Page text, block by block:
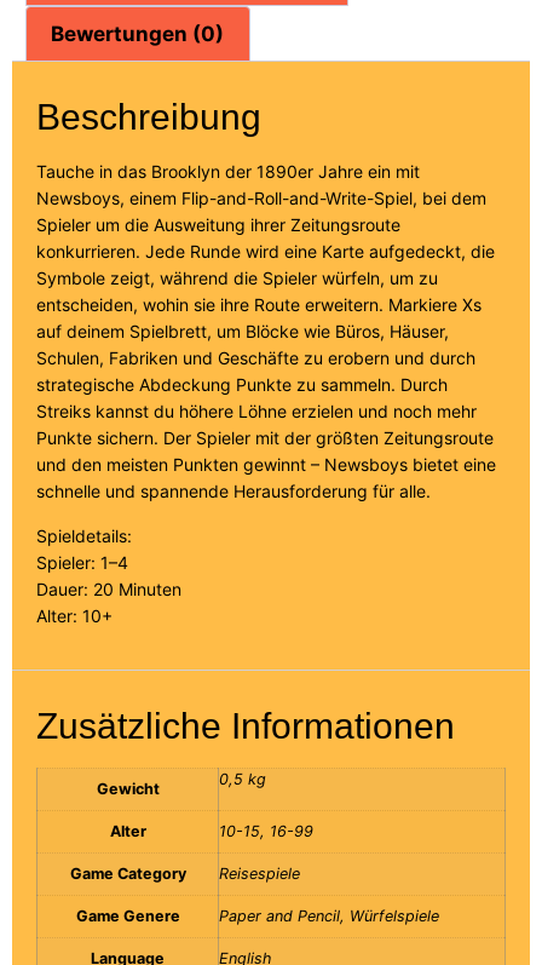
Bewertungen (0)
Beschreibung
Tauche in das Brooklyn der 1890er Jahre ein mit
Newsboys, einem Flip-and-Roll-and-Write-Spiel, bei dem
Spieler um die Ausweitung ihrer Zeitungsroute
konkurrieren. Jede Runde wird eine Karte aufgedeckt, die
Symbole zeigt, während die Spieler würfeln, um zu
entscheiden, wohin sie ihre Route erweitern. Markiere Xs
auf deinem Spielbrett, um Blöcke wie Büros, Häuser,
Schulen, Fabriken und Geschäfte zu erobern und durch
strategische Abdeckung Punkte zu sammeln. Durch
Streiks kannst du höhere Löhne erzielen und noch mehr
Punkte sichern. Der Spieler mit der größten Zeitungsroute
und den meisten Punkten gewinnt – Newsboys bietet eine
schnelle und spannende Herausforderung für alle.
Spieldetails:
Spieler: 1–4
Dauer: 20 Minuten
Alter: 10+
Zusätzliche Informationen
Gewicht
0,5 kg
Alter 10-15, 16-99
Game Category Reisespiele
Game Genere Paper and Pencil, Würfelspiele
Language English